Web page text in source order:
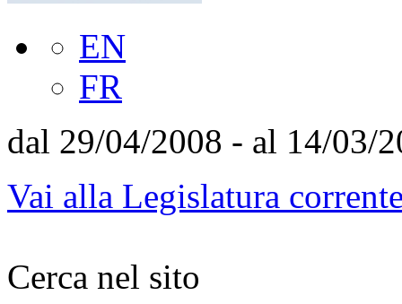
EN
FR
dal 29/04/2008 - al 14/03/
Vai alla Legislatura
Cerca nel sito